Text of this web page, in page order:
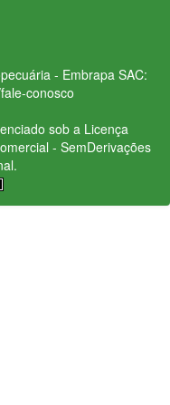
- Embrapa SAC:
conosco
sob a Licença
- SemDerivações